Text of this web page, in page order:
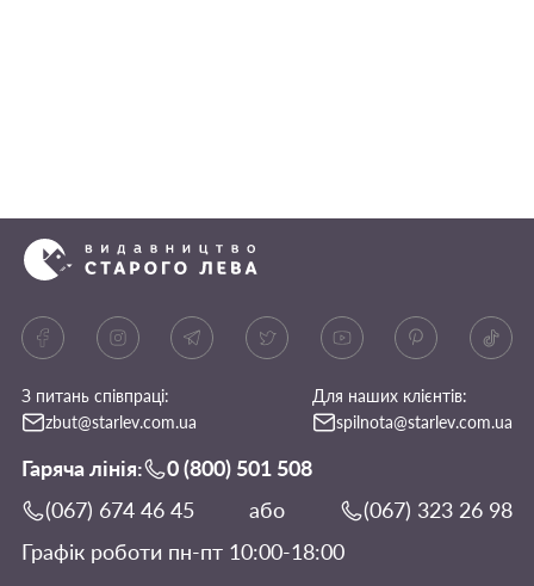
З питань співпраці:
zbut@starlev.com.ua
Для наших клієнтів:
spilnota@starlev.com.ua
Гаряча лінія:
0 (800) 501 508
(067) 674 46 45
або
(067) 323 26 98
Графік роботи пн-пт 10:00-18:00